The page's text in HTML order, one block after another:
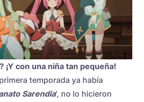
¡Y con una niña tan pequeña!
temporada ya había
Sarendia', no lo hicieron